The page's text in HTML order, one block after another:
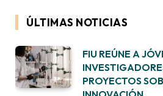
ÚLTIMAS NOTICIAS
FIU REÚNE A
PROYECTOS